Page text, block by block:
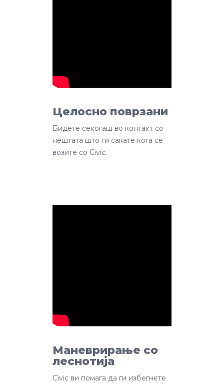
Целосно поврзани
Бидете секогаш во контакт со
нештата што ги сакате кога се
возите со Civic.
Маневрирање со
леснотија
Civic ви помага да ги избегнете